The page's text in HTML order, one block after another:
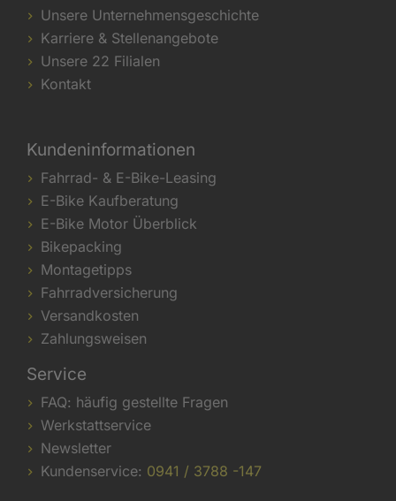
Unsere Unternehmensgeschichte
Karriere & Stellenangebote
Unsere 22 Filialen
Kontakt
Kundeninformationen
Fahrrad- & E-Bike-Leasing
E-Bike Kaufberatung
E-Bike Motor Überblick
Bikepacking
Montagetipps
Fahrradversicherung
Versandkosten
Zahlungsweisen
Service
FAQ: häufig gestellte Fragen
Werkstattservice
Newsletter
Kundenservice: 0941 / 3788 -147